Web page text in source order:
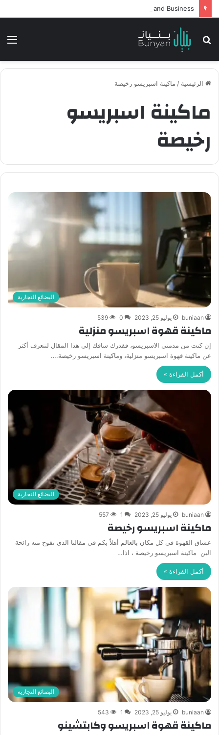
بحث
الرئيسية / ماكينة اسبريسو رخيصة
ماكينة اسبريسو
رخيصة
البضائع التجارية
buniaan يوليو 25, 2023 0
539
ماكينة قهوة اسبريسو منزلية
إن كنت من مدمني الاسبريسو، فقدرك ساقك إلى هذا المقال لتتعرف أكثر
عن ماكينة قهوة اسبريسو منزلية، وماكينة اسبريسو رخيصة.…
أكمل القراءة »
البضائع التجارية
buniaan يوليو 25, 2023 1
557
ماكينة اسبريسو رخيصة
عشاق القهوة في كل مكان بالعالم أهلاً بكم في مقالنا الذي تفوح منه رائحة
البن ماكينة اسبريسو رخيصة ، اذا…
أكمل القراءة »
البضائع التجارية
buniaan يوليو 25, 2023 1
543
ماكينة قهوة اسبريسو وكابتشينو